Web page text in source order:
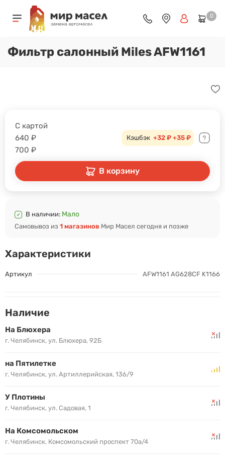
0
Фильтр салонный Miles AFW1161
Характеристики
Артикул AFW1161 AG628CF K1166
С картой
640 ₽
700 ₽
Кэшбэк +32 ₽ +35 ₽
В корзину
В наличии: Мало
Самовывоз из 1 магазинов Мир Масел сегодня и позже
Наличие
На Блюхера
г. Челябинск, ул. Блюхера, 92Б
на Пятилетке
г. Челябинск, ул. Артиллерийская, 136/9
У Плотины
г. Челябинск, ул. Садовая, 1
На Комсомольском
г. Челябинск, Комсомольский проспект 70а/4